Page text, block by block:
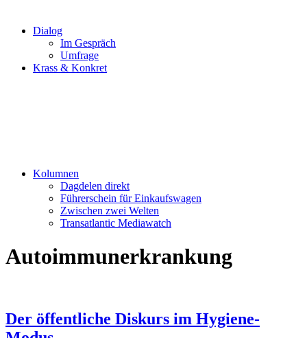
Dialog
Im Gespräch
Umfrage
Krass & Konkret
Kolumnen
Dagdelen direkt
Führerschein für Einkaufswagen
Zwischen zwei Welten
Transatlantic Mediawatch
Autoimmunerkrankung
Der öffentliche Diskurs im Hygiene-